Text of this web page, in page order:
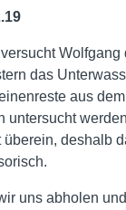
Wolfgang
das
aus
untersucht
überein, deshalb
uns abholen